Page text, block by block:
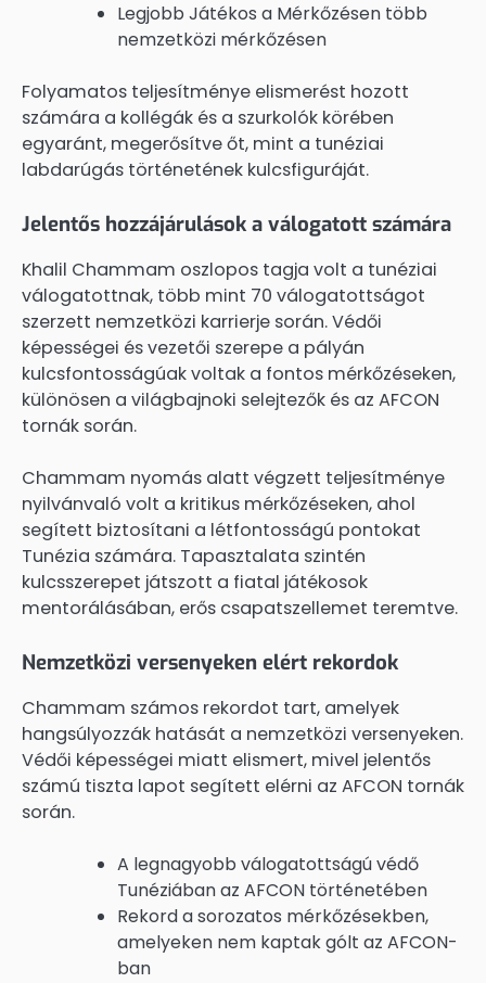
Legjobb Játékos a Mérkőzésen több
nemzetközi mérkőzésen
Folyamatos teljesítménye elismerést hozott
számára a kollégák és a szurkolók körében
egyaránt, megerősítve őt, mint a tunéziai
labdarúgás történetének kulcsfiguráját.
Jelentős hozzájárulások a válogatott számára
Khalil Chammam oszlopos tagja volt a tunéziai
válogatottnak, több mint 70 válogatottságot
szerzett nemzetközi karrierje során. Védői
képességei és vezetői szerepe a pályán
kulcsfontosságúak voltak a fontos mérkőzéseken,
különösen a világbajnoki selejtezők és az AFCON
tornák során.
Chammam nyomás alatt végzett teljesítménye
nyilvánvaló volt a kritikus mérkőzéseken, ahol
segített biztosítani a létfontosságú pontokat
Tunézia számára. Tapasztalata szintén
kulcsszerepet játszott a fiatal játékosok
mentorálásában, erős csapatszellemet teremtve.
Nemzetközi versenyeken elért rekordok
Chammam számos rekordot tart, amelyek
hangsúlyozzák hatását a nemzetközi versenyeken.
Védői képességei miatt elismert, mivel jelentős
számú tiszta lapot segített elérni az AFCON tornák
során.
A legnagyobb válogatottságú védő
Tunéziában az AFCON történetében
Rekord a sorozatos mérkőzésekben,
amelyeken nem kaptak gólt az AFCON-
ban